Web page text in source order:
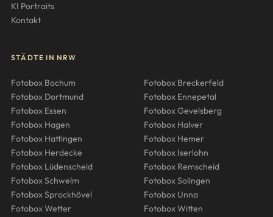
KI Portraits
Kontakt
STÄDTE IN NRW
Fotobox Bochum
Fotobox Dortmund
Fotobox Essen
Fotobox Hagen
Fotobox Hattingen
Fotobox Herdecke
Fotobox Lüdenscheid
Fotobox Schwelm
Fotobox Sprockhövel
Fotobox Wetter
Fotobox Breckerfeld
Fotobox Ennepetal
Fotobox Gevelsberg
Fotobox Halver
Fotobox Hemer
Fotobox Iserlohn
Fotobox Remscheid
Fotobox Solingen
Fotobox Unna
Fotobox Witten